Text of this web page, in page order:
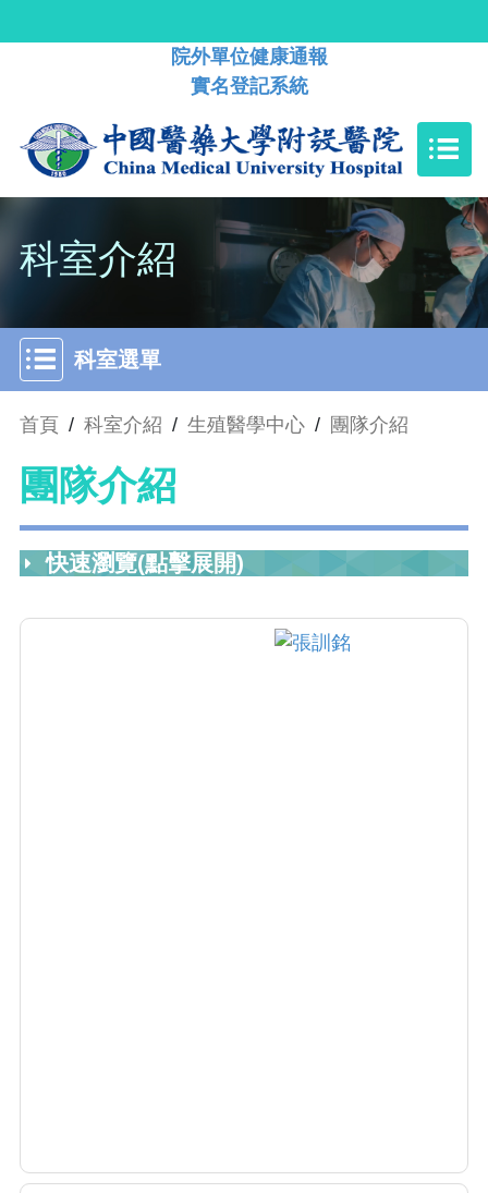
院外單位健康通報
實名登記系統
科室介紹
科室選單
首頁 / 科室介紹 / 生殖醫學中心 / 團隊介紹
團隊介紹
快速瀏覽(點擊展開)